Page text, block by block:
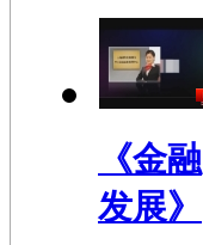
《金融
发展》